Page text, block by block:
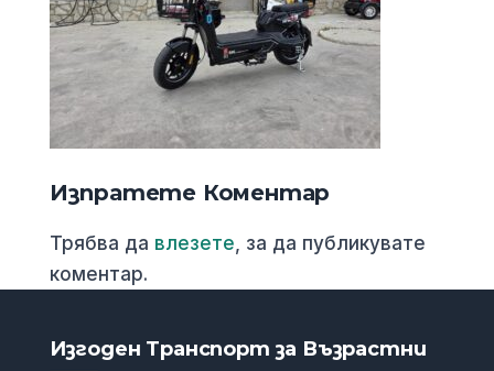
Изпратете Коментар
Трябва да влезете , за да публикувате
коментар.
Изгоден Транспорт за Възрастни